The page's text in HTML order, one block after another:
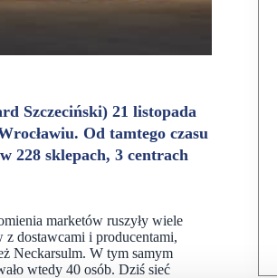
Szczeciński) 21 listopada
Od tamtego czasu
228 sklepach, 3 centrach
marketów ruszyły wiele
z dostawcami i producentami,
Neckarsulm. W tym samym
wtedy 40 osób. Dziś sieć